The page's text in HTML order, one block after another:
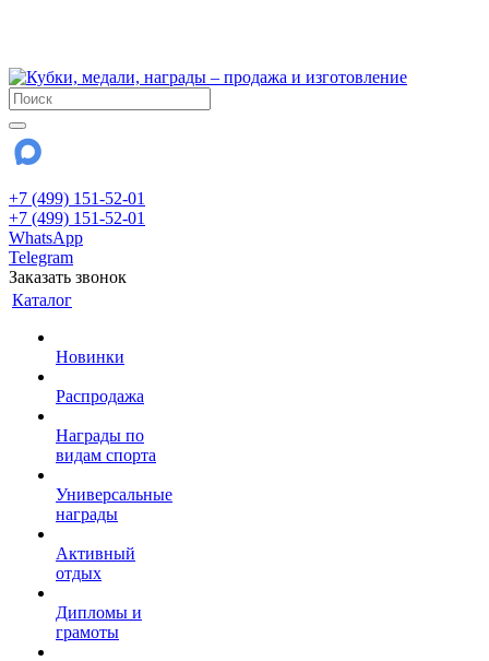
+7 (499) 151-52-01
+7 (499) 151-52-01
WhatsApp
Telegram
Заказать звонок
Каталог
Новинки
Распродажа
Награды по
видам спорта
Универсальные
награды
Активный
отдых
Дипломы и
грамоты